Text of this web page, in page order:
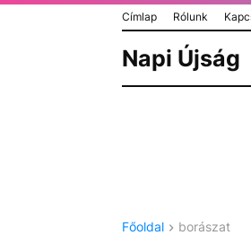
Címlap Rólunk
Napi Újság
Főoldal borászat